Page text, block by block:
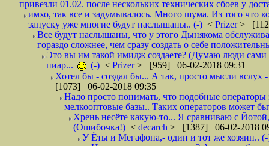
привезли 01.02. после нескольких технических сбоев у
имхо, так все и задумывалось. Много шума. Из того что
запуску уже многие будут наслышаны.. (-) < Prizer>
Все будут наслышаны, что у этого Дынякома
гораздо сложнее, чем сразу создать о себе
Это вы им такой имидж создаете? (Думаю люди сами
пиар...
(-) < Prizer> [959] 06-02-2018 09:31
Хотел бы - создал бы... А так, просто мысли вслух
[1073] 06-02-2018 09:35
Надо просто понимать, что подобные
мелкооптовые базы.. Таких операторов может
Хрень несёте какую-то... Я сравниваю с
(Ошибочка!) < decarch > [1387] 06-02-2018
У Ёты и Мегафона,- один и тот же хозяин..